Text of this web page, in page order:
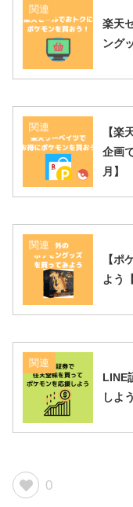
関連
楽天
ング
関連
【楽
企画
月】
関連
【ポ
よう
関連
LINE
しよう
0